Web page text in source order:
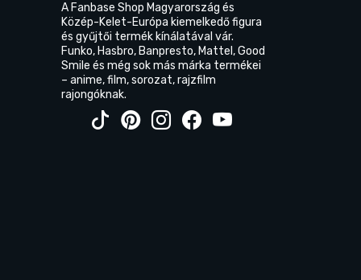
A Fanbase Shop Magyarország és
Közép-Kelet-Európa kiemelkedő figura
és gyűjtői termék kínálatával vár.
Funko, Hasbro, Banpresto, Mattel, Good
Smile és még sok más márka termékei
– anime, film, sorozat, rajzfilm
rajongóknak.